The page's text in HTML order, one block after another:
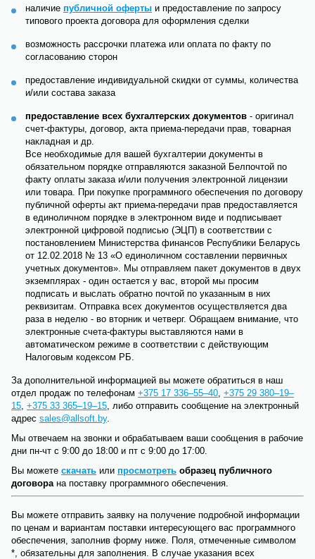
Вы можете отправить заявку на получение подробной информации
по ценам и вариантам поставки интересующего вас программного
обеспечения, заполнив форму ниже. Поля, отмеченные символом
*, обязательны для заполнения. В случае указания всех
наличие публичной оферты и предоставление по запросу
типового проекта договора для оформления сделки
возможность рассрочки платежа или оплата по факту по
согласованию сторон
предоставление индивидуальной скидки от суммы, количества
и/или состава заказа
предоставление всех бухгалтерских документов - оригинал
счет-фактуры, договор, акта приема-передачи прав, товарная
накладная и др.
Все необходимые для вашей бухгалтерии документы в
обязательном порядке отправляются заказной Белпочтой по
факту оплаты заказа и/или получения электронной лицензии
или товара. При покупке программного обеспечения по договору
публичной оферты акт приема-передачи прав предоставляется
в единоличном порядке в электронном виде и подписывает
электронной цифровой подписью (ЭЦП) в соответствии с
постановлением Министерства финансов Республики Беларусь
от 12.02.2018 № 13 «О единоличном составлении первичных
учетных документов». Мы отправляем пакет документов в двух
экземплярах - один остается у вас, второй мы просим
подписать и выслать обратно почтой по указанным в них
реквизитам. Отправка всех документов осуществляется два
раза в неделю - во вторник и четверг. Обращаем внимание, что
электронные счета-фактуры выставляются нами в
автоматическом режиме в соответствии с действующим
Налоговым кодексом РБ.
За дополнительной информацией вы можете обратиться в наш
отдел продаж по телефонам +375 17 336–55–40, +375 29 380–19–
15, +375 33 365–19–15, либо отправить сообщение на электронный
адрес sales@allsoft.by.
Мы отвечаем на звонки и обрабатываем ваши сообщения в рабочие
дни пн-чт с 9:00 до 18:00 и пт с 9:00 до 17:00.
Вы можете скачать или просмотреть образец публичного
договорана поставку программного обеспечения.